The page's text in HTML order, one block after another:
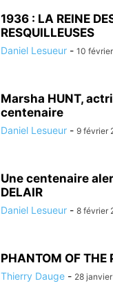
1936 : LA REINE
RESQUILLEUSES
Daniel Lesueur - 10
Marsha HUNT,
centenaire
Daniel Lesueur - 9 février
Une centenaire
DELAIR
Daniel Lesueur - 8 février
PHANTOM OF THE
Thierry Dauge - 28